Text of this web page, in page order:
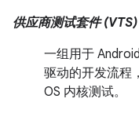
供应商测试套件 (VTS)
一组用于
驱动的开发流程
OS 内核测试。